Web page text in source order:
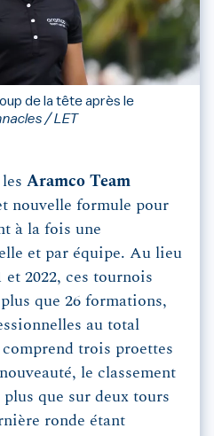
de la tête après le
/ LET
Aramco Team
nouvelle formule pour
à la fois une
et par équipe. Au lieu
et 2022, ces tournois
que 26 formations,
au total
trois proettes
le classement
que sur deux tours
ronde étant